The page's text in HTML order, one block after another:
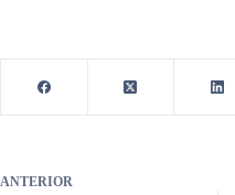
ANTERIOR